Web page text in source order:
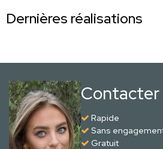
Dernières réalisations
Contacter
Rapide
Sans
Gratuit